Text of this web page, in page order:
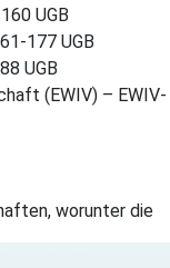
UGB
177 UGB
UGB
(EWIV) – EWIV-
worunter die